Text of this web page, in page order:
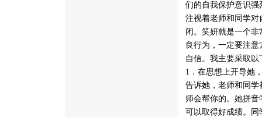
们的自我保护意识
注视着老师和同学
闭。笑妍就是一个
良行为，一定要注
自信。我主要采取以
1．在思想上开导她
告诉她，老师和同
师会帮你的。她拼
可以取得好成绩。